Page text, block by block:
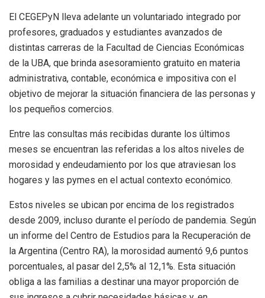
El CEGEPyN lleva adelante un voluntariado integrado por
profesores, graduados y estudiantes avanzados de
distintas carreras de la Facultad de Ciencias Económicas
de la UBA, que brinda asesoramiento gratuito en materia
administrativa, contable, económica e impositiva con el
objetivo de mejorar la situación financiera de las personas y
los pequeños comercios.
Entre las consultas más recibidas durante los últimos
meses se encuentran las referidas a los altos niveles de
morosidad y endeudamiento por los que atraviesan los
hogares y las pymes en el actual contexto económico.
Estos niveles se ubican por encima de los registrados
desde 2009, incluso durante el período de pandemia. Según
un informe del Centro de Estudios para la Recuperación de
la Argentina (Centro RA), la morosidad aumentó 9,6 puntos
porcentuales, al pasar del 2,5% al 12,1%. Esta situación
obliga a las familias a destinar una mayor proporción de